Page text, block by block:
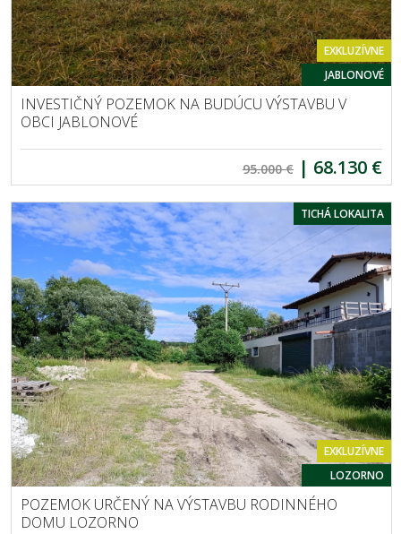
EXKLUZÍVNE
JABLONOVÉ
INVESTIČNÝ POZEMOK NA BUDÚCU VÝSTAVBU V
OBCI JABLONOVÉ
95.000 € | 68.130 €
TICHÁ LOKALITA
EXKLUZÍVNE
LOZORNO
POZEMOK URČENÝ NA VÝSTAVBU RODINNÉHO
DOMU LOZORNO